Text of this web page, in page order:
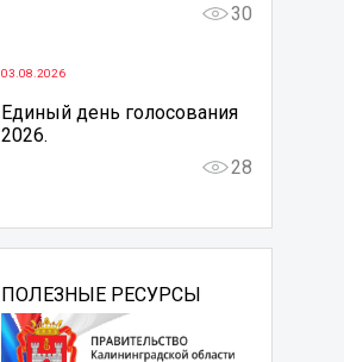
30
03.08.2026
Единый день голосования
2026.
28
ПОЛЕЗНЫЕ РЕСУРСЫ